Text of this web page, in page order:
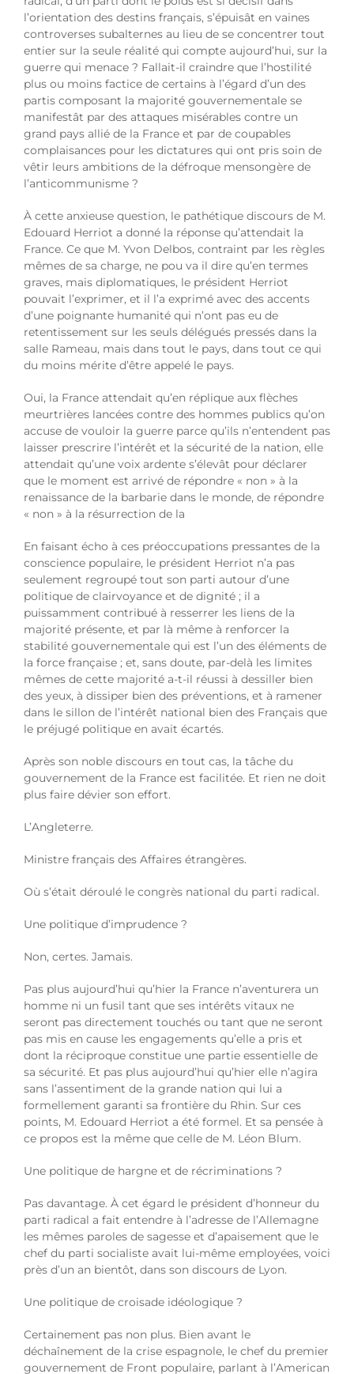
l’orientation des destins français, s’épuisât en vaines
controverses subalternes au lieu de se concentrer tout
entier sur la seule réalité qui compte aujourd’hui, sur la
guerre qui menace ? Fallait-il craindre que l’hostilité
plus ou moins factice de certains à l’égard d’un des
partis composant la majorité gouvernementale se
manifestât par des attaques misérables contre un
grand pays allié de la France et par de coupables
complaisances pour les dictatures qui ont pris soin de
vêtir leurs ambitions de la défroque mensongère de
l’anticommunisme ?
À cette anxieuse question, le pathétique discours de M.
Edouard Herriot a donné la réponse qu’attendait la
France. Ce que M. Yvon Delbos, contraint par les règles
mêmes de sa charge, ne pou va il dire qu’en termes
graves, mais diplomatiques, le président Herriot
pouvait l’exprimer, et il l’a exprimé avec des accents
d’une poignante humanité qui n’ont pas eu de
retentissement sur les seuls délégués pressés dans la
salle Rameau, mais dans tout le pays, dans tout ce qui
du moins mérite d’être appelé le pays.
Oui, la France attendait qu’en réplique aux flèches
meurtrières lancées contre des hommes publics qu’on
accuse de vouloir la guerre parce qu’ils n’entendent pas
laisser prescrire l’intérêt et la sécurité de la nation, elle
attendait qu’une voix ardente s’élevât pour déclarer
que le moment est arrivé de répondre « non » à la
renaissance de la barbarie dans le monde, de répondre
« non » à la résurrection de la
En faisant écho à ces préoccupations pressantes de la
conscience populaire, le président Herriot n’a pas
seulement regroupé tout son parti autour d’une
politique de clairvoyance et de dignité ; il a
puissamment contribué à resserrer les liens de la
majorité présente, et par là même à renforcer la
stabilité gouvernementale qui est l’un des éléments de
la force française ; et, sans doute, par-delà les limites
mêmes de cette majorité a-t-il réussi à dessiller bien
des yeux, à dissiper bien des préventions, et à ramener
dans le sillon de l’intérêt national bien des Français que
le préjugé politique en avait écartés.
Après son noble discours en tout cas, la tâche du
gouvernement de la France est facilitée. Et rien ne doit
plus faire dévier son effort.
L’Angleterre.
Ministre français des Affaires étrangères.
Où s’était déroulé le congrès national du parti radical.
Une politique d’imprudence ?
Non, certes. Jamais.
Pas plus aujourd’hui qu’hier la France n’aventurera un
homme ni un fusil tant que ses intérêts vitaux ne
seront pas directement touchés ou tant que ne seront
pas mis en cause les engagements qu’elle a pris et
dont la réciproque constitue une partie essentielle de
sa sécurité. Et pas plus aujourd’hui qu’hier elle n’agira
sans l’assentiment de la grande nation qui lui a
formellement garanti sa frontière du Rhin. Sur ces
points, M. Edouard Herriot a été formel. Et sa pensée à
ce propos est la même que celle de M. Léon Blum.
Une politique de hargne et de récriminations ?
Pas davantage. À cet égard le président d’honneur du
parti radical a fait entendre à l’adresse de l’Allemagne
les mêmes paroles de sagesse et d’apaisement que le
chef du parti socialiste avait lui-même employées, voici
près d’un an bientôt, dans son discours de Lyon.
Une politique de croisade idéologique ?
Certainement pas non plus. Bien avant le
déchaînement de la crise espagnole, le chef du premier
gouvernement de Front populaire, parlant à l’American